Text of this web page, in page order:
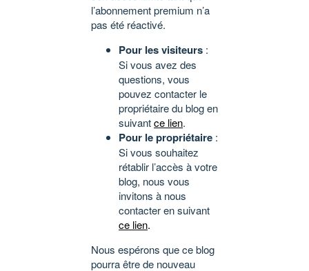
l’abonnement premium n’a
pas été réactivé.
Pour les visiteurs :
Si vous avez des
questions, vous
pouvez contacter le
propriétaire du blog en
suivantce lien.
Pour le propriétaire :
Si vous souhaitez
rétablir l’accès à votre
blog, nous vous
invitons à nous
contacter en suivant
ce lien.
Nous espérons que ce blog
pourra être de nouveau